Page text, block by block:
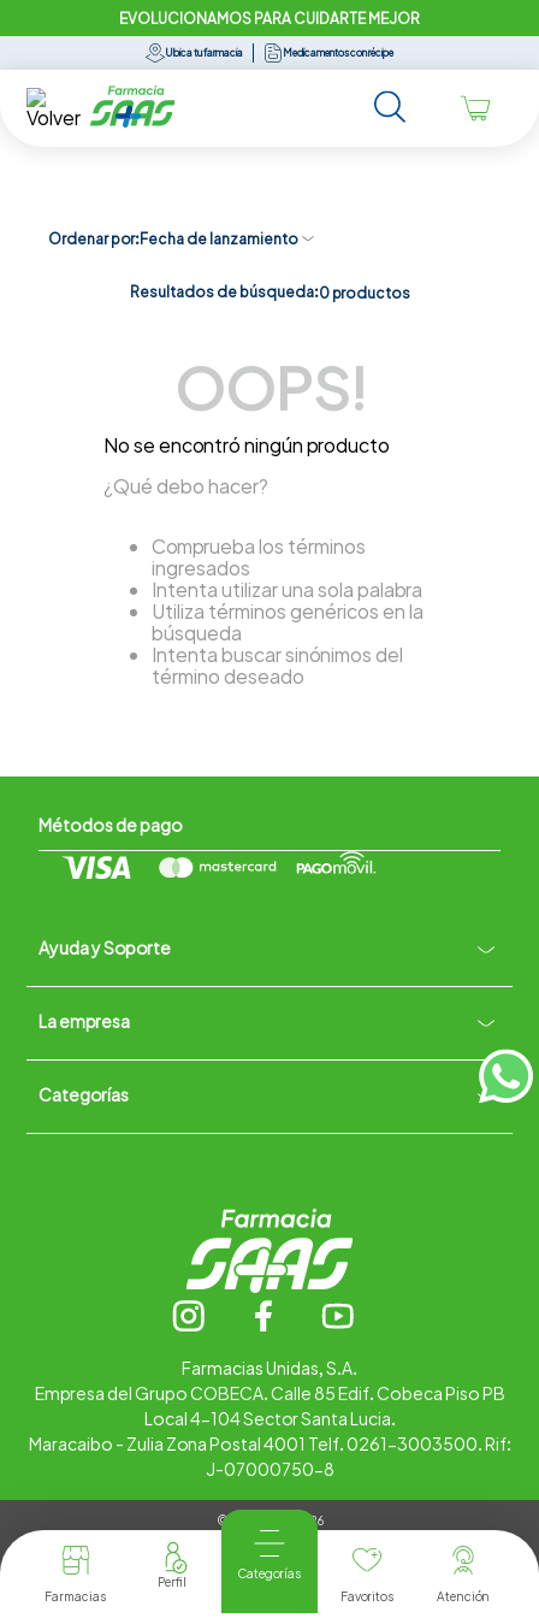
EVOLUCIONAMOS PARA CUIDARTE MEJOR
Ubica tu farmacia Medicamentos con récipe
Farmacias
Categorías
Favoritos
Atención
Ordenar por Fecha de lanzamiento
Resultados de búsqueda:0 productos
OOPS!
No se encontró ningún producto
¿Qué debo hacer?
Comprueba los términos
ingresados
Intenta utilizar una sola palabra
Utiliza términos genéricos en la
búsqueda
Intenta buscar sinónimos del
término deseado
Métodos de pago
Ayuda y Soporte +
Contacto vía WhatsApp
Términos y condiciones
La empresa +
Quiénes somos
Trabaja con nosotros
Categorías +
Farmacias Unidas, S.A.
Empresa del Grupo COBECA. Calle 85 Edif. Cobeca Piso PB
Local 4-104 Sector Santa Lucia.
Maracaibo - Zulia Zona Postal 4001 Telf. 0261-3003500. Rif:
J-07000750-8
© Copyright 2026
Tienda Virtual desarrollada por
Tecnología